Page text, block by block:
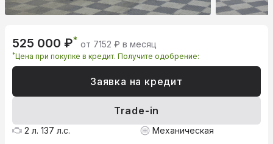
525 000 ₽* от 7152 ₽ в месяц
*Цена при покупке в кредит. Получите одобрение:
Заявка на кредит
Trade-in
2 л. 137 л.с.
Механическая